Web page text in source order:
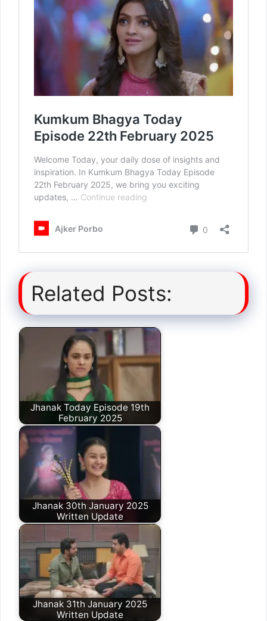
Related Posts:
Jhanak Today Episode 19th
February 2025
Jhanak 30th January 2025
Written Update
Jhanak 31th January 2025
Written Update